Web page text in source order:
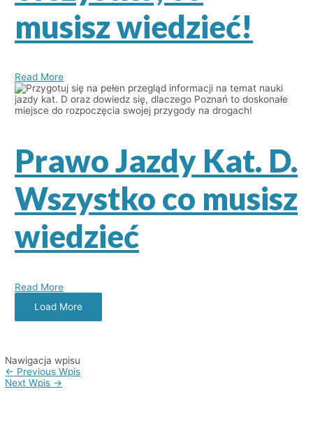
musisz wiedzieć!
Read More
Prawo Jazdy Kat. D.
Wszystko co musisz
wiedzieć
Read More
Load More
Nawigacja wpisu
← Previous Wpis
Next Wpis →